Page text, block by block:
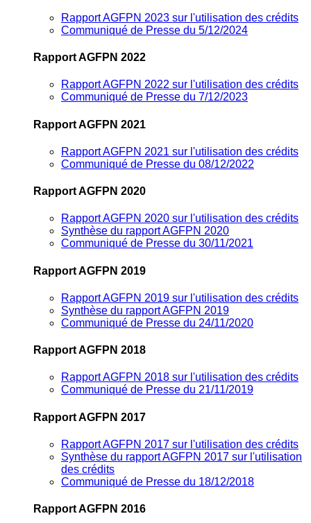
Rapport AGFPN 2023 sur l'utilisation des crédits
Communiqué de Presse du 5/12/2024
Rapport AGFPN 2022
Rapport AGFPN 2022 sur l'utilisation des crédits
Communiqué de Presse du 7/12/2023
Rapport AGFPN 2021
Rapport AGFPN 2021 sur l'utilisation des crédits
Communiqué de Presse du 08/12/2022
Rapport AGFPN 2020
Rapport AGFPN 2020 sur l'utilisation des crédits
Synthèse du rapport AGFPN 2020
Communiqué de Presse du 30/11/2021
Rapport AGFPN 2019
Rapport AGFPN 2019 sur l'utilisation des crédits
Synthèse du rapport AGFPN 2019
Communiqué de Presse du 24/11/2020
Rapport AGFPN 2018
Rapport AGFPN 2018 sur l'utilisation des crédits
Communiqué de Presse du 21/11/2019
Rapport AGFPN 2017
Rapport AGFPN 2017 sur l'utilisation des crédits
Synthèse du rapport AGFPN 2017 sur l'utilisation
des crédits
Communiqué de Presse du 18/12/2018
Rapport AGFPN 2016